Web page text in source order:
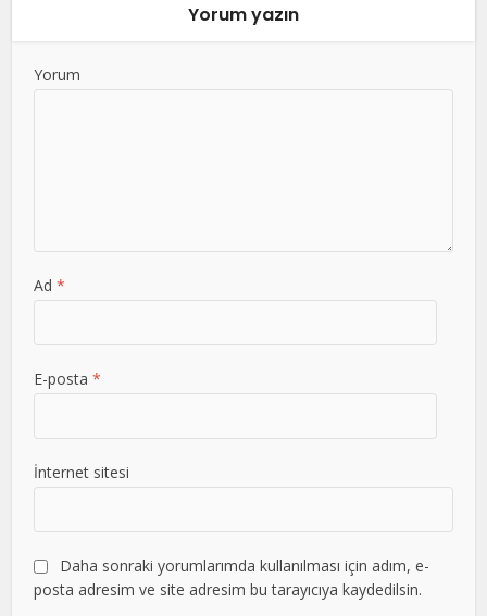
Yorum yazın
Yorum
Ad*
E-posta*
İnternet sitesi
Daha sonraki yorumlarımda kullanılması için adım, e-
posta adresim ve site adresim bu tarayıcıya kaydedilsin.